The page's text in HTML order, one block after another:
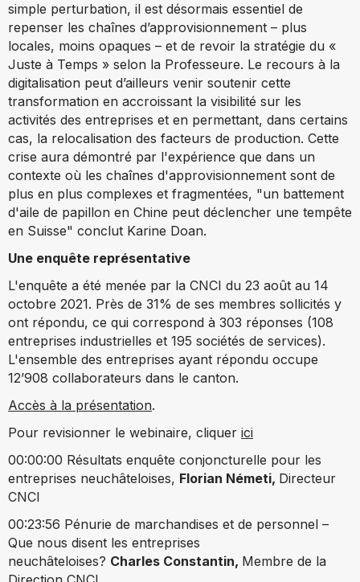
simple perturbation, il est désormais essentiel de
repenser les chaînes d’approvisionnement – plus
locales, moins opaques – et de revoir la stratégie du «
Juste à Temps » selon la Professeure. Le recours à la
digitalisation peut d’ailleurs venir soutenir cette
transformation en accroissant la visibilité sur les
activités des entreprises et en permettant, dans certains
cas, la relocalisation des facteurs de production. Cette
crise aura démontré par l'expérience que dans un
contexte où les chaînes d'approvisionnement sont de
plus en plus complexes et fragmentées, "un battement
d'aile de papillon en Chine peut déclencher une tempête
en Suisse" conclut Karine Doan.
Une enquête représentative
L'enquête a été menée par la CNCI du 23 août au 14
octobre 2021. Près de 31% de ses membres sollicités y
ont répondu, ce qui correspond à 303 réponses (108
entreprises industrielles et 195 sociétés de services).
L'ensemble des entreprises ayant répondu occupe
12’908 collaborateurs dans le canton.
Accès à la présentation.
Pour revisionner le webinaire, cliquer ici
00:00:00 Résultats enquête conjoncturelle pour les
entreprises neuchâteloises, Florian Németi, Directeur
CNCI
00:23:56 Pénurie de marchandises et de personnel –
Que nous disent les entreprises
neuchâteloises? Charles Constantin, Membre de la